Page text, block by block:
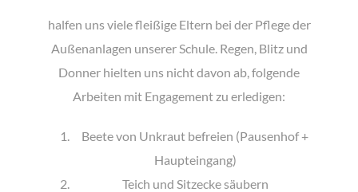
halfen uns viele fleißige Eltern bei der Pflege der
Außenanlagen unserer Schule. Regen, Blitz und
Donner hielten uns nicht davon ab, folgende
Arbeiten mit Engagement zu erledigen:
Beete von Unkraut befreien (Pausenhof +
Haupteingang)
Teich und Sitzecke säubern